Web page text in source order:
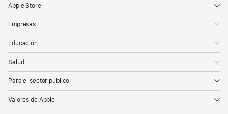
Apple Store
Empresas
Educación
Salud
Para el sector público
Valores de Apple